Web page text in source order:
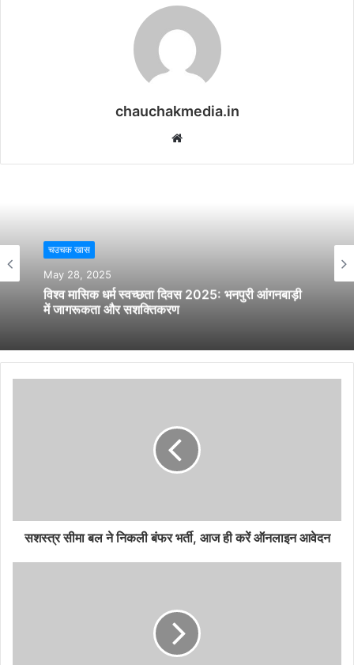
chauchakmedia.in
Website
चउचक खास
May 28, 2025
विश्व मासिक धर्म स्वच्छता दिवस 2025: भनपुरी आंगनबाड़ी
में जागरूकता और सशक्तिकरण
सशस्त्र सीमा बल ने निकली बंफर भर्ती, आज ही करें ऑनलाइन आवेदन